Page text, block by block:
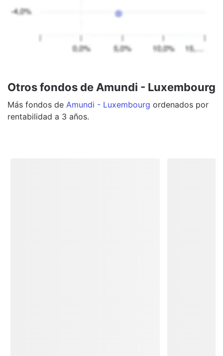
Otros fondos de Amundi - Luxembourg
Más fondos de Amundi - Luxembourg ordenados por
rentabilidad a 3 años.